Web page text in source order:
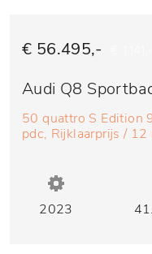
€ 56.495,-
Audi Q8
50 quattro S Edition
pdc, Rijklaarprijs /
2023